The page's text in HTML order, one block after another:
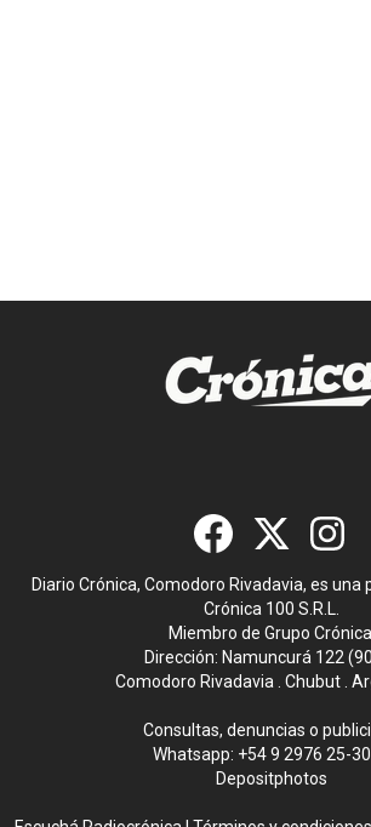
Diario Crónica, Comodoro Rivadavia, es una
Crónica 100 S.R.L.
Miembro de Grupo Crónica.
Dirección: Namuncurá 122
Comodoro Rivadavia . Chubut .
Consultas, denuncias o
Whatsapp: +54 9 2976 25-
Depositphotos